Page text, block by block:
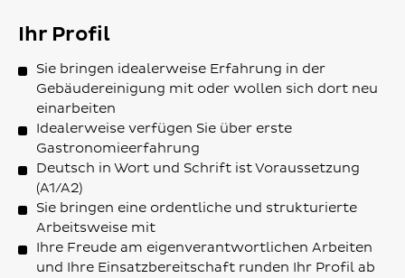
Ihr Profil
Sie bringen idealerweise Erfahrung in der
Gebäudereinigung mit oder wollen sich dort neu
einarbeiten
Idealerweise verfügen Sie über erste
Gastronomieerfahrung
Deutsch in Wort und Schrift ist Voraussetzung
(A1/A2)
Sie bringen eine ordentliche und strukturierte
Arbeitsweise mit
Ihre Freude am eigenverantwortlichen Arbeiten
und Ihre Einsatzbereitschaft runden Ihr Profil ab